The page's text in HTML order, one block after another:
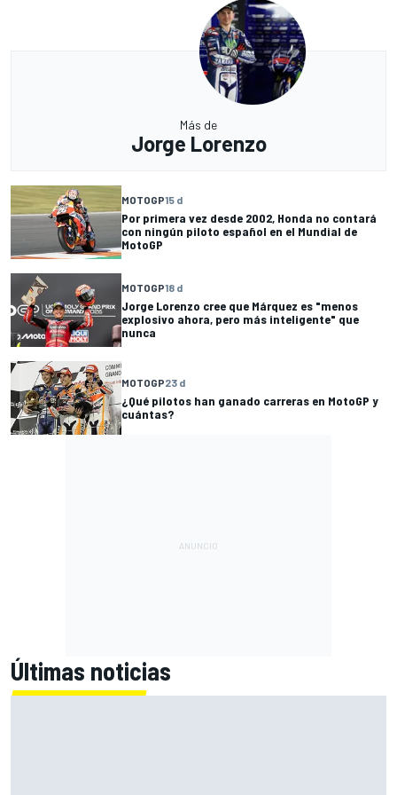
Más de
Jorge Lorenzo
MOTOGP15 d
Por primera vez desde 2002, Honda no contará
con ningún piloto español en el Mundial de
MotoGP
MOTOGP18 d
Jorge Lorenzo cree que Márquez es "menos
explosivo ahora, pero más inteligente" que
nunca
MOTOGP23 d
¿Qué pilotos han ganado carreras en MotoGP y
cuántas?
Últimas noticias